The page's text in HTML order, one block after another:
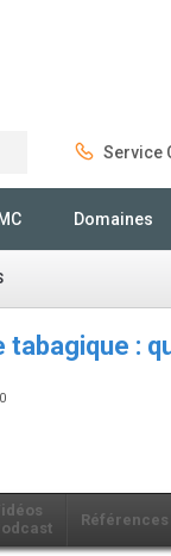
Service
Domaines
:
Références